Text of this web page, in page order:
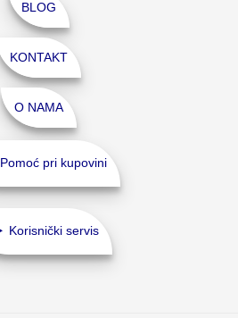
BLOG
KONTAKT
O NAMA
Pomoć pri kupovini
Korisnički servis